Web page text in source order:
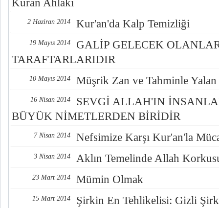
Kuran Ahlakı
2 Haziran 2014 Kur'an'da Kalp Temizliği
19 Mayıs 2014
GALİP GELECEK
TARAFTARLARIDIR
10 Mayıs 2014 Müşrik Zan ve Tahminle
16 Nisan 2014
SEVGİ ALLAH'IN
BÜYÜK NİMETLERDEN BİRİDİR
7 Nisan 2014 Nefsimize Karşı Kur'an'la
3 Nisan 2014 Aklın Temelinde Allah
23 Mart 2014 Mümin Olmak
15 Mart 2014 Şirkin En Tehlikelisi: Gizli Şirk